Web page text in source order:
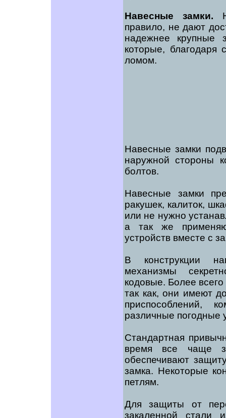
Навесные замки.
правило, не дают
надежнее крупные
которые, благодаря
ломом.
Навесные замки
наружной стороны
болтов.
Навесные замки
ракушек, калиток,
или не нужно
а так же
устройств вместе с
В конструкции
механизмы
кодовые. Более
так как, они имеют
приспособлений,
различные погодные
Стандартная
время все чаще
обеспечивают
замка. Некоторые
петлям.
Для защиты от
закаленной стали